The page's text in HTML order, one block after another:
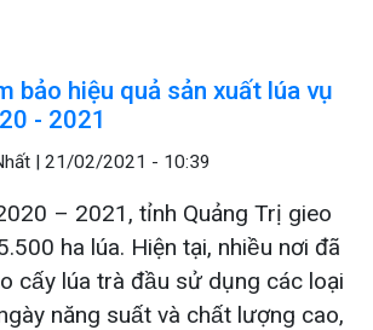
bảo hiệu quả sản xuất lúa vụ
- 2021
| 21/02/2021 - 10:39
– 2021, tỉnh Quảng Trị gieo
ha lúa. Hiện tại, nhiều nơi đã
cấy lúa trà đầu sử dụng các loại
năng suất và chất lượng cao,